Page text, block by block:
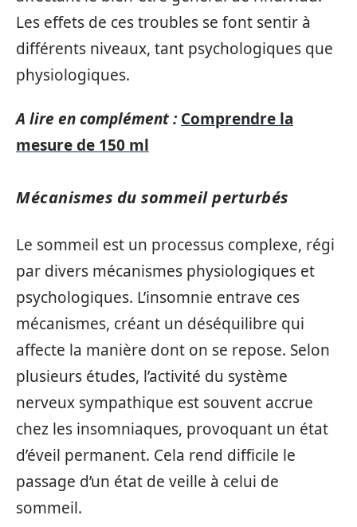
Les effets de ces troubles se font sentir à
différents niveaux, tant psychologiques que
physiologiques.
A lire en complément : Comprendre la
mesure de 150 ml
Mécanismes du sommeil perturbés
Le sommeil est un processus complexe, régi
par divers mécanismes physiologiques et
psychologiques. L’insomnie entrave ces
mécanismes, créant un déséquilibre qui
affecte la manière dont on se repose. Selon
plusieurs études, l’activité du système
nerveux sympathique est souvent accrue
chez les insomniaques, provoquant un état
d’éveil permanent. Cela rend difficile le
passage d’un état de veille à celui de
sommeil.